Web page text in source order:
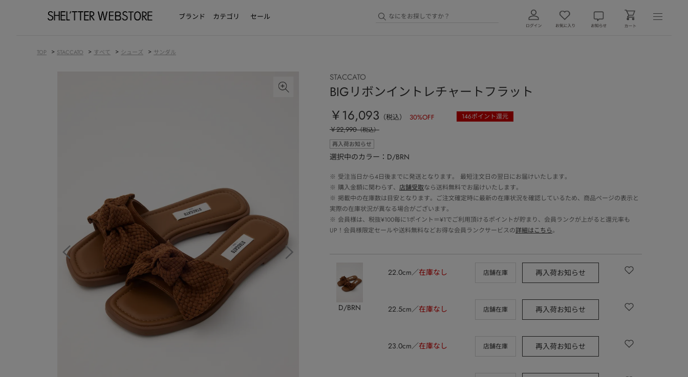
ブランド カテゴリ セール
TOP > STACCATO > すべて > シューズ > サンダル
STACCATO
BIGリボンイントレチャートフラット
￥16,093 （税込） 30%OFF 146ポイント還元
￥22,990（税込）
再入荷お知らせ
選択中のカラー：D/BRN
※ 受注当日から4日後までに発送となります。 最短注文日の翌日にお届けいたします。
※ 購入金額に関わらず、 店舗受取なら送料無料でお届けいたします。
※ 掲載中の在庫数は目安となります。ご注文確定時に最新の在庫状況を確認しているため、商品ページの表示と
実際の在庫状況が異なる場合がございます。
※ 会員様は、税抜¥100毎に1ポイント＝¥1でご利用頂けるポイントが貯まり、会員ランクが上がると還元率も
UP！会員様限定セールや送料無料などお得な会員ランクサービスの詳細はこちら。
D/BRN
22.0cm 在庫なし 店舗在庫 再入荷お知らせ
22.5cm 在庫なし 店舗在庫 再入荷お知らせ
23.0cm 在庫なし 店舗在庫 再入荷お知らせ